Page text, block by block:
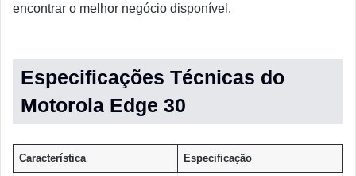
encontrar o melhor negócio disponível.
Especificações Técnicas do
Motorola Edge 30
Característica Especificação